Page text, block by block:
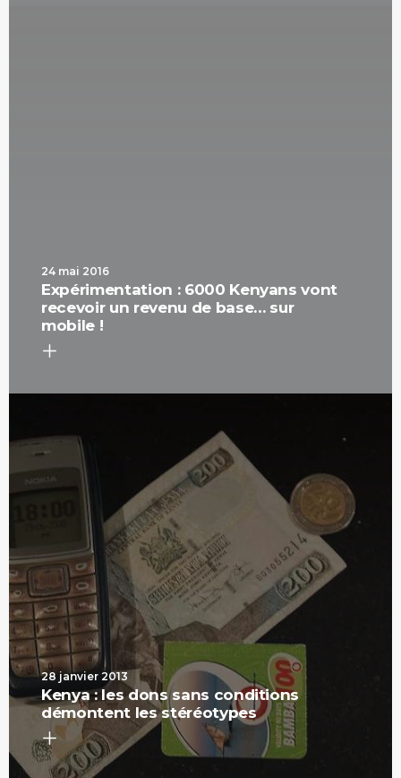
24 mai 2016
Expérimentation : 6000 Kenyans vont
recevoir un revenu de base… sur
mobile !
28 janvier 2013
Kenya : les dons sans conditions
démontent les stéréotypes